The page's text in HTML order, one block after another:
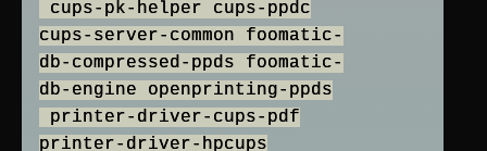
cups-pk-helper cups-ppdc
cups-server-common foomatic-
db-compressed-ppds foomatic-
db-engine openprinting-ppds
printer-driver-cups-pdf
printer-driver-hpcups